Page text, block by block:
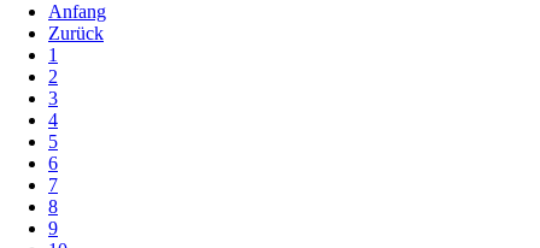
Anfang
Zurück
1
2
3
4
5
6
7
8
9